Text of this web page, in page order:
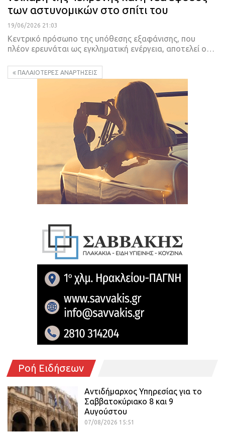
των αστυνομικών στο σπίτι του
19/06/2026 21:03
Κεντρικό πρόσωπο της υπόθεσης εξαφάνισης, που
πλέον ερευνάται ως εγκληματική ενέργεια, αποτελεί ο…
ΠΑΛΑΙΌΤΕΡΕΣ ΑΝΑΡΤΉΣΕΙΣ
Ροή Ειδήσεων
Αντιδήμαρχος Υπηρεσίας για το
Σαββατοκύριακο 8 και 9
Αυγούστου
07/08/2026 15:51